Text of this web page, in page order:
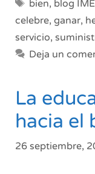
bien, blog
celebre, ganar,
servicio,
Deja un
La
hacia el
26 septiembre,